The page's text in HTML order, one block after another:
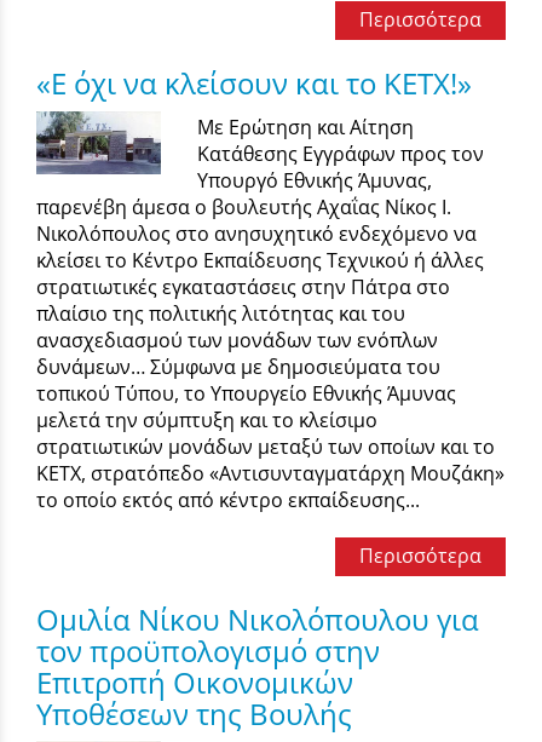
Περισσότερα
«Ε όχι να κλείσουν και το ΚΕΤΧ!»
Με Ερώτηση και Αίτηση
Κατάθεσης Εγγράφων προς τον
Υπουργό Εθνικής Άμυνας,
παρενέβη άμεσα ο βουλευτής Αχαΐας Νίκος Ι.
Νικολόπουλος στο ανησυχητικό ενδεχόμενο να
κλείσει το Κέντρο Εκπαίδευσης Τεχνικού ή άλλες
στρατιωτικές εγκαταστάσεις στην Πάτρα στο
πλαίσιο της πολιτικής λιτότητας και του
ανασχεδιασμού των μονάδων των ενόπλων
δυνάμεων… Σύμφωνα με δημοσιεύματα του
τοπικού Τύπου, το Υπουργείο Εθνικής Άμυνας
μελετά την σύμπτυξη και το κλείσιμο
στρατιωτικών μονάδων μεταξύ των οποίων και το
ΚΕΤΧ, στρατόπεδο «Αντισυνταγματάρχη Μουζάκη»
το οποίο εκτός από κέντρο εκπαίδευσης...
Περισσότερα
Ομιλία Νίκου Νικολόπουλου για
τον προϋπολογισμό στην
Επιτροπή Οικονομικών
Υποθέσεων της Βουλής